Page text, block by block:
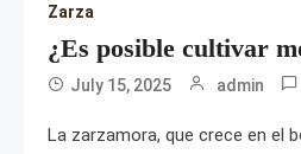
Zarza
¿Es posible cultivar
July 15, 2025 admin
La zarzamora, que crece en el